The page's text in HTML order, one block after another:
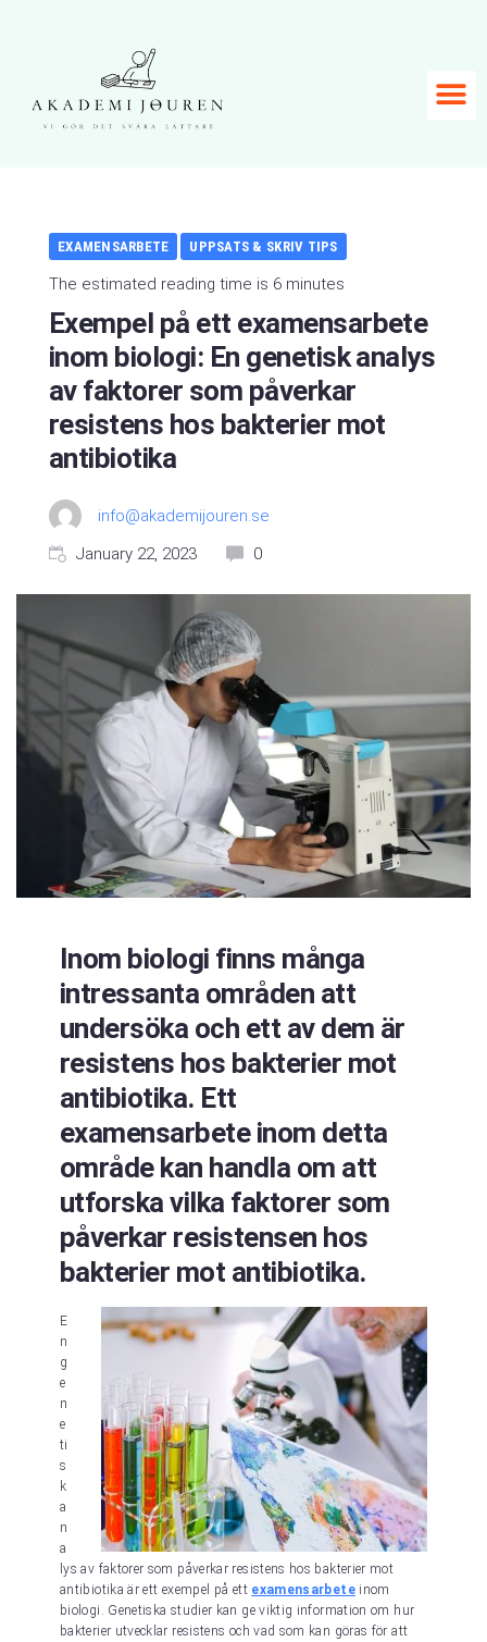
EXAMENSARBETE UPPSATS & SKRIV TIPS
The estimated reading time is 6 minutes
Exempel på ett examensarbete
inom biologi: En genetisk analys
av faktorer som påverkar
resistens hos bakterier mot
antibiotika
info@akademijouren.se
January 22, 2023
0
Inom biologi finns många
intressanta områden att
undersöka och ett av dem är
resistens hos bakterier mot
antibiotika. Ett
examensarbete inom detta
område kan handla om att
utforska vilka faktorer som
påverkar resistensen hos
bakterier mot antibiotika.
E
n
g
e
n
e
ti
s
k
a
n
a
lys av faktorer som påverkar resistens hos bakterier mot
antibiotika är ett exempel på ett examensarbeteinom
biologi. Genetiska studier kan ge viktig information om hur
bakterier utvecklar resistens och vad som kan göras för att